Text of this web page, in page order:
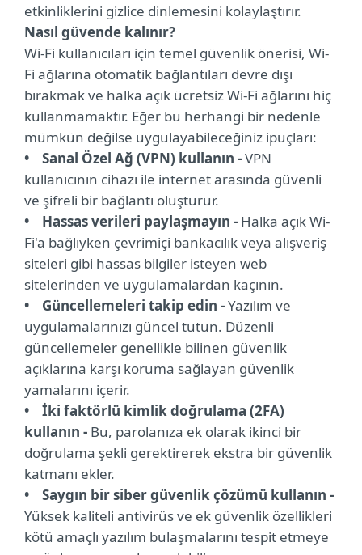
etkinliklerini gizlice dinlemesini kolaylaştırır.
Nasıl güvende kalınır?
Wi-Fi kullanıcıları için temel güvenlik önerisi, Wi-
Fi ağlarına otomatik bağlantıları devre dışı
bırakmak ve halka açık ücretsiz Wi-Fi ağlarını hiç
kullanmamaktır. Eğer bu herhangi bir nedenle
mümkün değilse uygulayabileceğiniz ipuçları:
• Sanal Özel Ağ (VPN) kullanın -VPN
kullanıcının cihazı ile internet arasında güvenli
ve şifreli bir bağlantı oluşturur.
• Hassas verileri paylaşmayın - Halka açık Wi-
Fi'a bağlıyken çevrimiçi bankacılık veya alışveriş
siteleri gibi hassas bilgiler isteyen web
sitelerinden ve uygulamalardan kaçının.
• Güncellemeleri takip edin -Yazılım ve
uygulamalarınızı güncel tutun. Düzenli
güncellemeler genellikle bilinen güvenlik
açıklarına karşı koruma sağlayan güvenlik
yamalarını içerir.
• İki faktörlü kimlik doğrulama (2FA)
kullanın - Bu, parolanıza ek olarak ikinci bir
doğrulama şekli gerektirerek ekstra bir güvenlik
katmanı ekler.
• Saygın bir siber güvenlik çözümü kullanın -
Yüksek kaliteli antivirüs ve ek güvenlik özellikleri
kötü amaçlı yazılım bulaşmalarını tespit etmeye